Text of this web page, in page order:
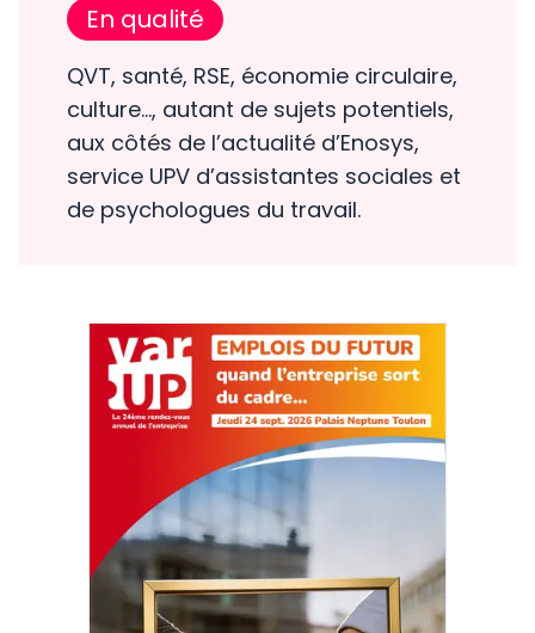
En qualité
QVT, santé, RSE, économie circulaire,
culture…, autant de sujets potentiels,
aux côtés de l’actualité d’Enosys,
service UPV d’assistantes sociales et
de psychologues du travail.